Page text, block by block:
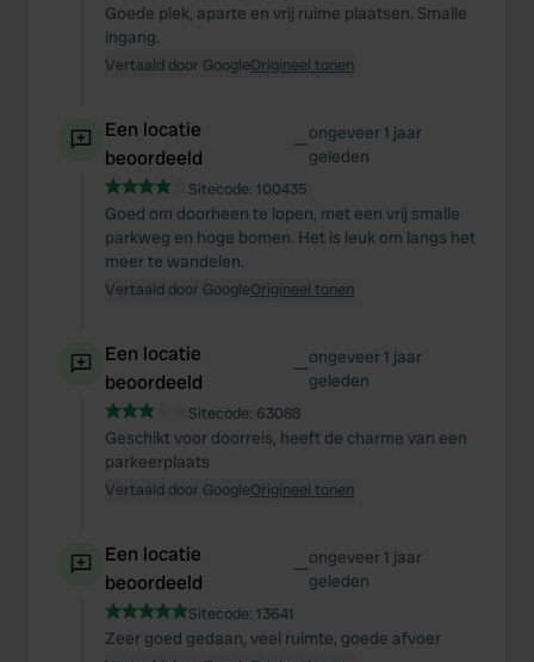
Goede plek, aparte en vrij ruime plaatsen. Smalle
ingang.
Vertaald door GoogleOrigineel tonen
Een locatie
beoordeeld
—ongeveer 1 jaar
geleden
Sitecode: 100435
Goed om doorheen te lopen, met een vrij smalle
parkweg en hoge bomen. Het is leuk om langs het
meer te wandelen.
Vertaald door GoogleOrigineel tonen
Een locatie
beoordeeld
—ongeveer 1 jaar
geleden
Sitecode: 63088
Geschikt voor doorreis, heeft de charme van een
parkeerplaats
Vertaald door GoogleOrigineel tonen
Een locatie
beoordeeld
—ongeveer 1 jaar
geleden
Sitecode: 13641
Zeer goed gedaan, veel ruimte, goede afvoer